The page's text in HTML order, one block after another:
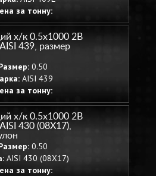
за тонну:
х/к 0.5х1000 2B
439, размер
0.50
AISI 439
за тонну:
х/к 0.5х1000 2B
430 (08Х17),
0.50
AISI 430 (08Х17)
за тонну: